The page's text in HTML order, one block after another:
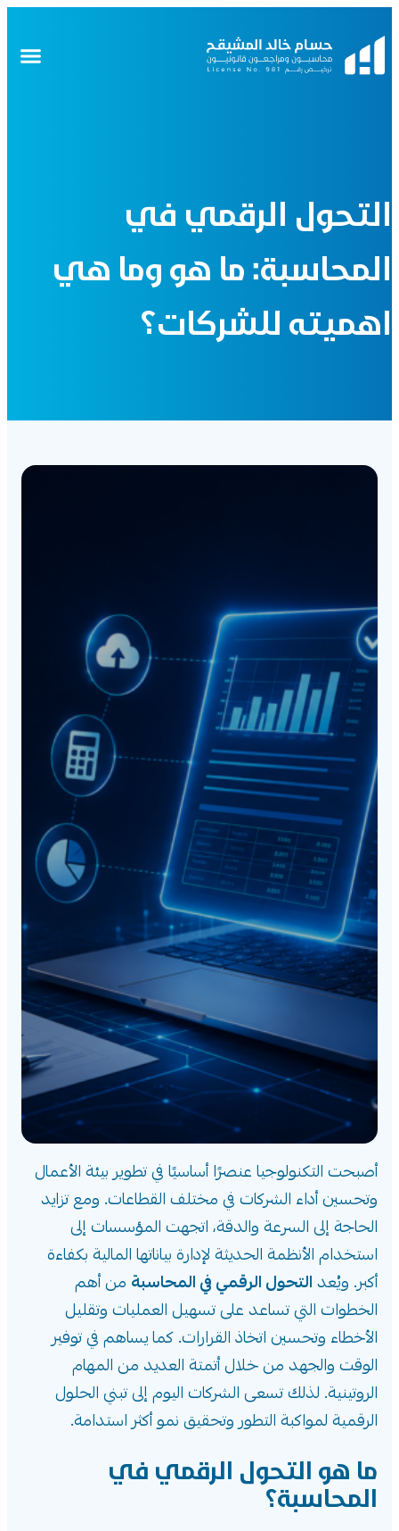
التحول الرقمي في
المحاسبة: ما هو وما هي
اهميته للشركات؟
أصبحت التكنولوجيا عنصرًا أساسيًا في تطوير بيئة الأعمال
وتحسين أداء الشركات في مختلف القطاعات. ومع تزايد
الحاجة إلى السرعة والدقة، اتجهت المؤسسات إلى
استخدام الأنظمة الحديثة لإدارة بياناتها المالية بكفاءة
أكبر. ويُعد التحول الرقمي في المحاسبة من أهم
الخطوات التي تساعد على تسهيل العمليات وتقليل
الأخطاء وتحسين اتخاذ القرارات. كما يساهم في توفير
الوقت والجهد من خلال أتمتة العديد من المهام
الروتينية. لذلك تسعى الشركات اليوم إلى تبني الحلول
الرقمية لمواكبة التطور وتحقيق نمو أكثر استدامة.
ما هو التحول الرقمي في
المحاسبة؟